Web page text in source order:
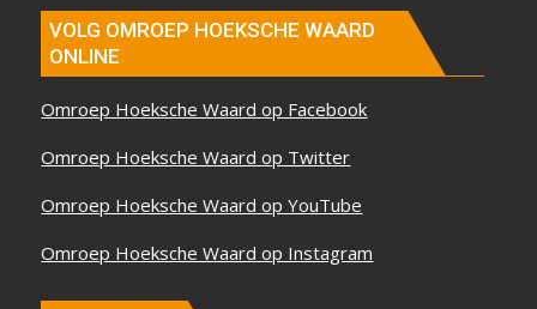
VOLG OMROEP HOEKSCHE WAARD
ONLINE
Omroep Hoeksche Waard op Facebook
Omroep Hoeksche Waard op Twitter
Omroep Hoeksche Waard op YouTube
Omroep Hoeksche Waard op Instagram